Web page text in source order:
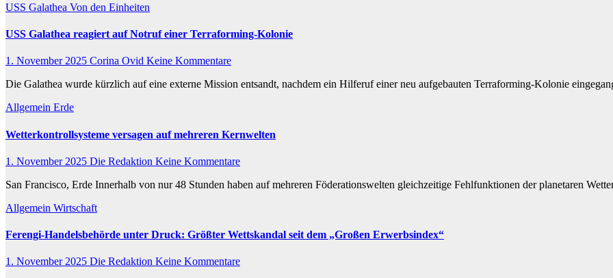
USS Galathea Von den Einheiten
USS Galathea reagiert auf Notruf einer Terraforming-Kolonie
1. November 2025 Corina Ovid Keine Kommentare
Die Galathea wurde kürzlich auf eine externe Mission entsandt, nachdem ein Hilferuf einer neu aufgebauten Terraforming-Kolonie
Allgemein Erde
Wetterkontrollsysteme versagen auf mehreren Kernwelten
1. November 2025 Die Redaktion Keine Kommentare
San Francisco, Erde Innerhalb von nur 48 Stunden haben auf mehreren Föderationswelten gleichzeitige Fehlfunktionen der planetaren
Allgemein Wirtschaft
Ferengi-Handelsbehörde unter Druck: Größter Wettskandal seit dem „Großen Erwerbsindex“
1. November 2025 Die Redaktion Keine Kommentare